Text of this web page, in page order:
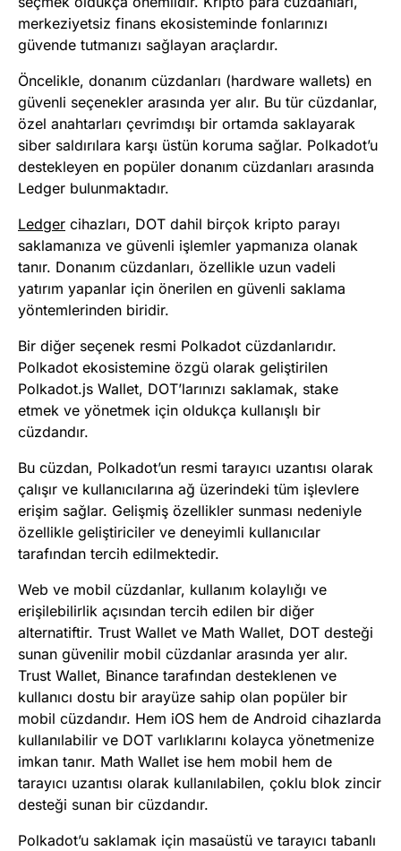
merkeziyetsiz finans ekosisteminde fonlarınızı
güvende tutmanızı sağlayan araçlardır.
Öncelikle, donanım cüzdanları (hardware wallets) en
güvenli seçenekler arasında yer alır. Bu tür cüzdanlar,
özel anahtarları çevrimdışı bir ortamda saklayarak
siber saldırılara karşı üstün koruma sağlar. Polkadot’u
destekleyen en popüler donanım cüzdanları arasında
Ledger bulunmaktadır.
Ledger cihazları, DOT dahil birçok kripto parayı
saklamanıza ve güvenli işlemler yapmanıza olanak
tanır. Donanım cüzdanları, özellikle uzun vadeli
yatırım yapanlar için önerilen en güvenli saklama
yöntemlerinden biridir.
Bir diğer seçenek resmi Polkadot cüzdanlarıdır.
Polkadot ekosistemine özgü olarak geliştirilen
Polkadot.js Wallet, DOT’larınızı saklamak, stake
etmek ve yönetmek için oldukça kullanışlı bir
cüzdandır.
Bu cüzdan, Polkadot’un resmi tarayıcı uzantısı olarak
çalışır ve kullanıcılarına ağ üzerindeki tüm işlevlere
erişim sağlar. Gelişmiş özellikler sunması nedeniyle
özellikle geliştiriciler ve deneyimli kullanıcılar
tarafından tercih edilmektedir.
Web ve mobil cüzdanlar, kullanım kolaylığı ve
erişilebilirlik açısından tercih edilen bir diğer
alternatiftir. Trust Wallet ve Math Wallet, DOT desteği
sunan güvenilir mobil cüzdanlar arasında yer alır.
Trust Wallet, Binance tarafından desteklenen ve
kullanıcı dostu bir arayüze sahip olan popüler bir
mobil cüzdandır. Hem iOS hem de Android cihazlarda
kullanılabilir ve DOT varlıklarını kolayca yönetmenize
imkan tanır. Math Wallet ise hem mobil hem de
tarayıcı uzantısı olarak kullanılabilen, çoklu blok zincir
desteği sunan bir cüzdandır.
Polkadot’u saklamak için masaüstü ve tarayıcı tabanlı